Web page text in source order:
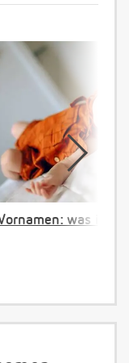
was ist